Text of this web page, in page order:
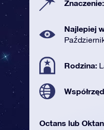
Znaczenie:
Najlepiej
Rodzina:
Octans lub